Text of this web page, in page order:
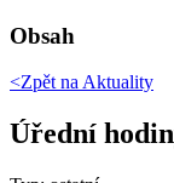
Obsah
<Zpět na Aktuality
Úřední